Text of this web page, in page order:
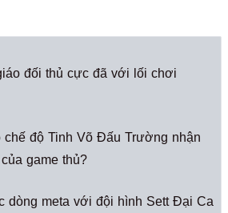
đối thủ cực đã với lối chơi
độ Tinh Võ Đấu Trường nhận
game thủ?
dòng meta với đội hình Sett Đại Ca